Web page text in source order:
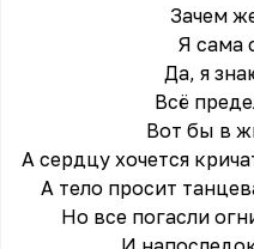
Зачем
Я сама
Да, я
Всё
Вот бы в
А сердцу хочется
А тело просит
Но все погасли